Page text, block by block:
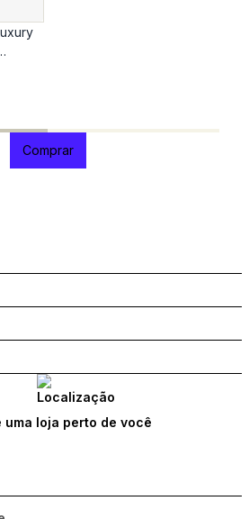
Comprar
uma loja perto de você